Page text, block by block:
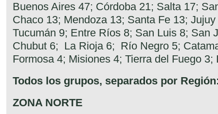
Buenos Aires 47; Córdoba 21; Salta 17;
Chaco 13; Mendoza 13; Santa Fe 13;
Tucumán 9; Entre Ríos 8; San Luis 8; San
Chubut 6; La Rioja 6; Río Negro 5;
Formosa 4; Misiones 4; Tierra del Fuego 3;
Todos los grupos, separados por
ZONA NORTE